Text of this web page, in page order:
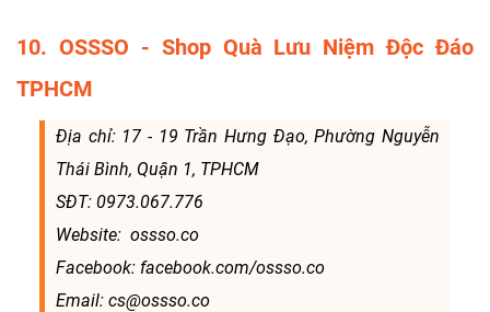
10. OSSSO - Shop Quà Lưu Niệm Độc Đáo
TPHCM
Địa chỉ: 17 - 19 Trần Hưng Đạo, Phường Nguyễn
Thái Bình, Quận 1, TPHCM
SĐT: 0973.067.776
Website: ossso.co
Facebook: facebook.com/ossso.co
Email: cs@ossso.co